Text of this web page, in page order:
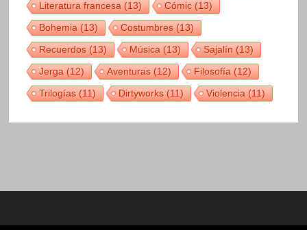
Literatura francesa(13) Cómic(13)
Bohemia(13) Costumbres(13)
Recuerdos(13) Música(13) Sajalín(13)
Jerga(12) Aventuras(12) Filosofía(12)
Trilogías(11) Dirtyworks(11) Violencia(11)